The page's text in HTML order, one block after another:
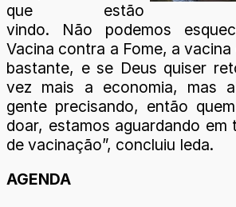
que estão
vindo. Não podemos
Vacina contra a Fome, a
bastante, e se Deus quiser
vez mais a economia, mas
gente precisando, então
doar, estamos aguardando
de vacinação”, concluiu Ieda.
AGENDA